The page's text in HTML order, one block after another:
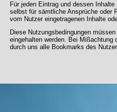
Für jeden Eintrag und dessen
selbst für sämtliche Ansprüche oder
vom Nutzer eingetragenen Inhalte
Diese Nutzungsbedingungen
eingehalten werden. Bei Mißachtung
durch uns alle Bookmarks des